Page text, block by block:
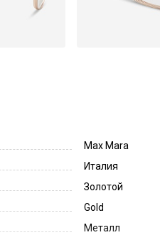
Max Mara
Италия
Золотой
Gold
Металл